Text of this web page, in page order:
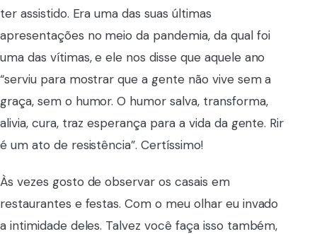
ter assistido. Era uma das suas últimas
apresentações no meio da pandemia, da qual foi
uma das vítimas, e ele nos disse que aquele ano
“serviu para mostrar que a gente não vive sem a
graça, sem o humor. O humor salva, transforma,
alivia, cura, traz esperança para a vida da gente. Rir
é um ato de resistência”. Certíssimo!
Às vezes gosto de observar os casais em
restaurantes e festas. Com o meu olhar eu invado
a intimidade deles. Talvez você faça isso também,